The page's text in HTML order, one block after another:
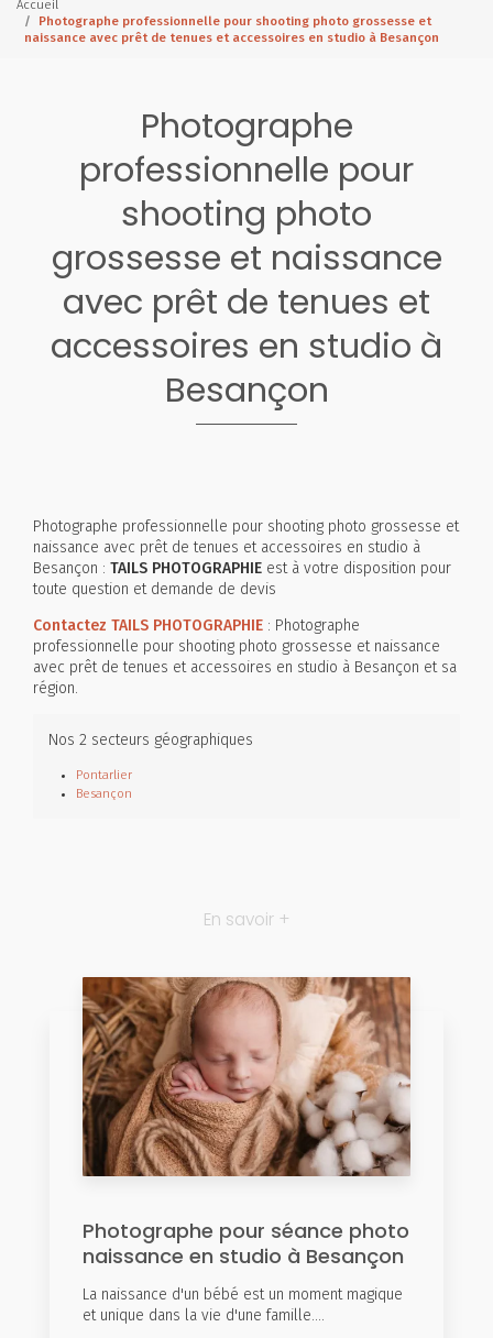
Accueil
Photographe professionnelle pour shooting photo grossesse et
naissance avec prêt de tenues et accessoires en studio à Besançon
Photographe
professionnelle pour
shooting photo
grossesse et naissance
avec prêt de tenues et
accessoires en studio à
Besançon
Photographe professionnelle pour shooting photo grossesse et
naissance avec prêt de tenues et accessoires en studio à
Besançon : TAILS PHOTOGRAPHIE est à votre disposition pour
toute question et demande de devis
Contactez TAILS PHOTOGRAPHIE : Photographe
professionnelle pour shooting photo grossesse et naissance
avec prêt de tenues et accessoires en studio à Besançon et sa
région.
Nos 2 secteurs géographiques
Pontarlier
Besançon
En savoir +
Photographe pour séance photo
naissance en studio à Besançon
La naissance d'un bébé est un moment magique
et unique dans la vie d'une famille....